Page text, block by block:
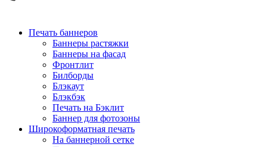
Печать баннеров
Баннеры растяжки
Баннеры на фасад
Фронтлит
Билборды
Блэкаут
Блэкбэк
Печать на Бэклит
Баннер для фотозоны
Широкоформатная печать
На баннерной сетке